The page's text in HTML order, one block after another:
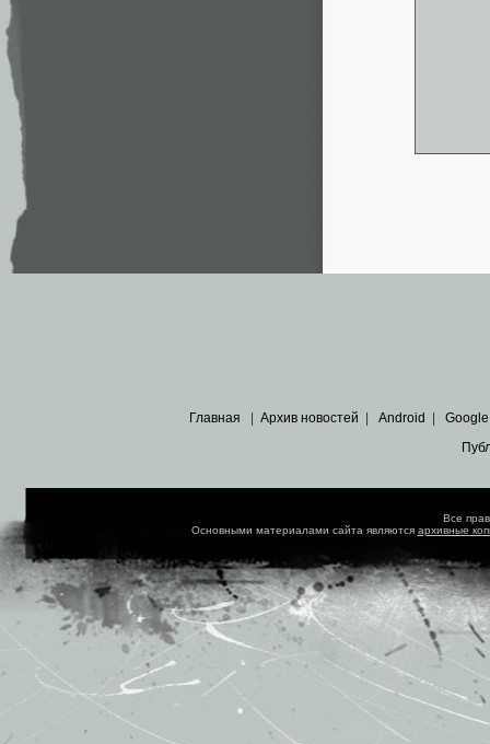
Главная Архив новостей Android Google
Все
Основными материалами сайта являются архивные